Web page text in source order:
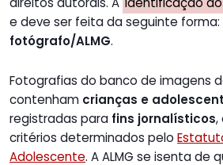
e deve ser feita da seguinte forma:
fotógrafo/ALMG.
Fotografias do banco de imagens
contenham crianças e
registradas para fins jornalísticos,
critérios determinados pelo
Adolescente. A ALMG se isenta de